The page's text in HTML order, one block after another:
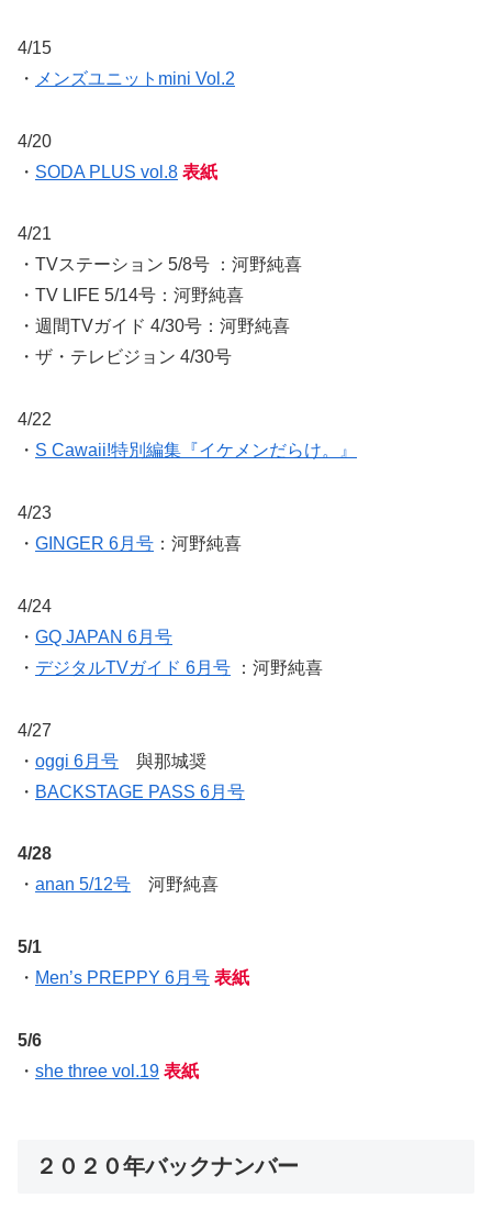
4/15
・ メンズユニットmini Vol.2
4/20
・ SODA PLUS vol.8 表紙
4/21
・TVステーション 5/8号 ：河野純喜
・TV LIFE 5/14号：河野純喜
・週間TVガイド 4/30号：河野純喜
・ザ・テレビジョン 4/30号
4/22
・ S Cawaii!特別編集『イケメンだらけ。』
4/23
・ GINGER 6月号 ：河野純喜
4/24
・ GQ JAPAN 6月号
・ デジタルTVガイド 6月号 ：河野純喜
4/27
・ oggi 6月号 與那城奨
・ BACKSTAGE PASS 6月号
4/28
・ anan 5/12号 河野純喜
5/1
・ Men’s PREPPY 6月号 表紙
5/6
・ she three vol.19 表紙
２０２０年バックナンバー